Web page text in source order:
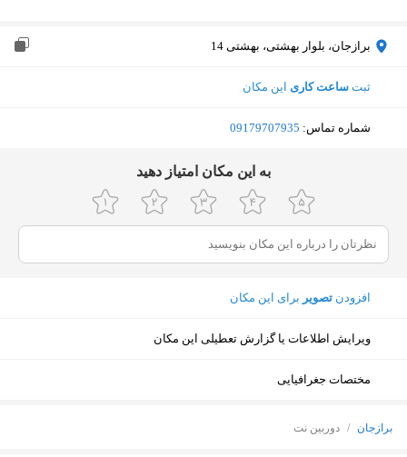
برازجان، بلوار بهشتی، بهشتی 14
ثبت ساعت کاری این مکان
شماره تماس: ‎09179707935
ﺑﻪ اﯾﻦ ﻣﮑﺎن اﻣﺘﯿﺎز دﻫﯿﺪ
افزودن تصویر برای این مکان
ویرایش اطلاعات یا گزارش تعطیلی این مکان
مختصات جغرافیایی
برازجان / دوربین نت